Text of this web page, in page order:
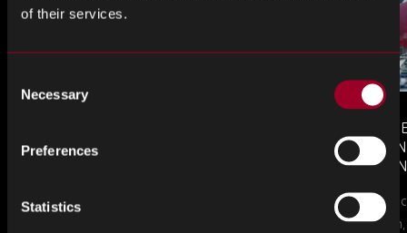
of their services.
Selection
Necessary
Preferences
Statistics
– JULY 2026 ISSUE
Insights is now available. Download your
AND
TO KNOW
Counterfeit
a new